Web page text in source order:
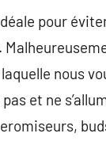
pour
nous
et ne